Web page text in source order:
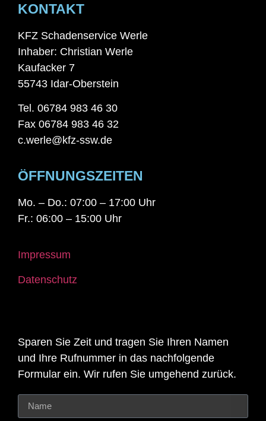
KONTAKT
KFZ Schadenservice Werle
Inhaber: Christian Werle
Kaufacker 7
55743 Idar-Oberstein
Tel. 06784 983 46 30
Fax 06784 983 46 32
c.werle@kfz-ssw.de
ÖFFNUNGSZEITEN
Mo. – Do.: 07:00 – 17:00 Uhr
Fr.: 06:00 – 15:00 Uhr
Impressum
Datenschutz
Sparen Sie Zeit und tragen Sie Ihren Namen
und Ihre Rufnummer in das nachfolgende
Formular ein. Wir rufen Sie umgehend zurück.